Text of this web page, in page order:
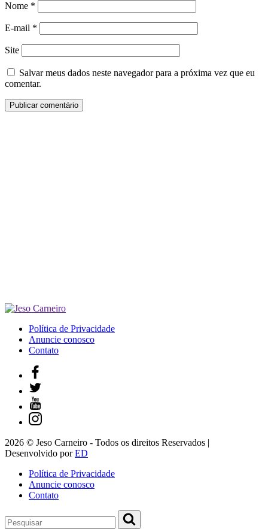
Nome *
E-mail *
Site
Salvar meus dados neste navegador para a próxima vez que eu
comentar.
Política de Privacidade
Anuncie conosco
Contato
2026 © Jeso Carneiro - Todos os direitos Reservados |
Desenvolvido porED
Política de Privacidade
Anuncie conosco
Contato